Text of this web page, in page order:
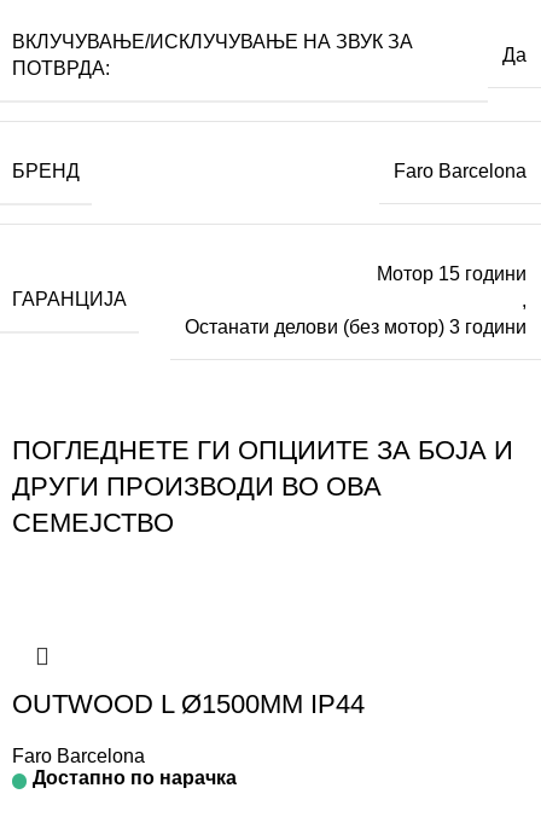
ВКЛУЧУВАЊЕ/ИСКЛУЧУВАЊЕ НА ЗВУК ЗА
ПОТВРДА:
Да
БРЕНД Faro Barcelona
ГАРАНЦИЈА
Мотор 15 години
,
Останати делови (без мотор) 3 години
ПОГЛЕДНЕТЕ ГИ ОПЦИИТЕ ЗА БОЈА И
ДРУГИ ПРОИЗВОДИ ВО ОВА
СЕМЕЈСТВО
OUTWOOD L Ø1500MM IP44
Faro Barcelona
Достапно по нарачка